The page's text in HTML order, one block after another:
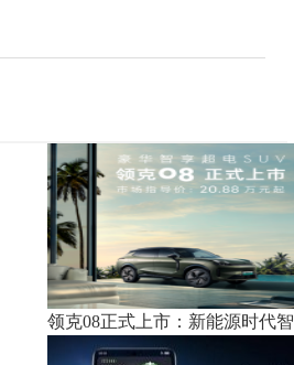
领克08正式上市：新能源时代智